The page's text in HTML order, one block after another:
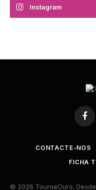
Instagram
CONTACTE-NOS
FICHA
© 2026 TouroeOuro.